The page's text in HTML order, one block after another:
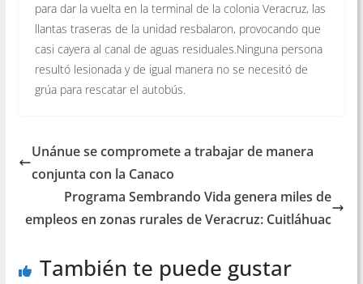
para dar la vuelta en la terminal de la colonia Veracruz, las
llantas traseras de la unidad resbalaron, provocando que
casi cayera al canal de aguas residuales.Ninguna persona
resultó lesionada y de igual manera no se necesitó de
grúa para rescatar el autobús.
Unánue se compromete a trabajar de manera
conjunta con la Canaco
Programa Sembrando Vida genera miles de
empleos en zonas rurales de Veracruz: Cuitláhuac
También te puede gustar